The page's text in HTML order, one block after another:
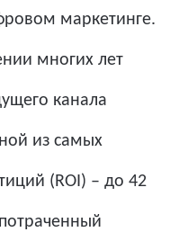
маркетинге.
многих лет
канала
из самых
(ROI) – до 42